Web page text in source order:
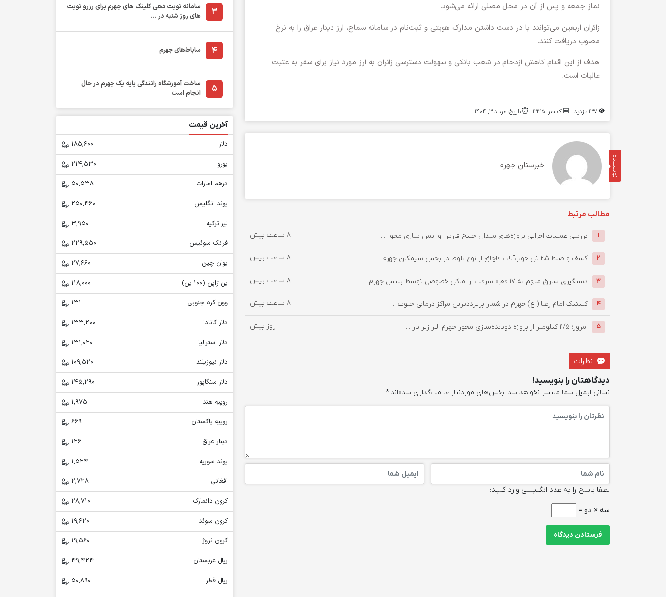
نماز جمعه و پس از آن در محل مصلی ارائه می‌شود.
زائران اربعین می‌توانند با در دست داشتن مدارک هویتی و ثبت‌نام در سامانه سماح، ارز دینار عراق را به نرخ
مصوب دریافت کنند.
هدف از این اقدام کاهش ازدحام در شعب بانکی و سهولت دسترسی زائران به ارز مورد نیاز برای سفر به عتبات
عالیات است.
کدخبر: 12315 تاریخ: مرداد 3, 1404
نویسنده خبرستان جهرم
مطالب مرتبط
1 بررسی عملیات اجرایی پروژه‌های میدان خلیج فارس و ایمن سازی محور ... 8 ساعت پیش
2 کشف و ضبط ۲.۵ تن چوب‌آلات قاچاق از نوع بلوط در بخش سیمکان جهرم 8 ساعت پیش
3 دستگيری سارق متهم به ۱۷ فقره سرقت از اماکن خصوصی توسط پلیس جهرم 8 ساعت پیش
4 کلینیک امام رضا ( ع) جهرم در شمار پرترددترین مراکز درمانی جنوب ... 8 ساعت پیش
5 امروز؛ ۱۱/۵ کیلومتر از پروژه دوبانده‌سازی محور جهرم–لار زیر بار ... 1 روز پیش
نظرات
دیدگاهتان را بنویسید!
نشانی ایمیل شما منتشر نخواهد شد. بخش‌های موردنیاز علامت‌گذاری شده‌اند *
لطفا پاسخ را به عدد انگلیسی وارد کنید:
سه × دو =
3
سامانه نوبت دهی کلینک های جهرم برای رزرو نوبت
های روز شنبه در ...
4 ساباط‌های جهرم
5
ساخت آموزشگاه رانندگی پایه یک جهرم در حال
انجام است
آخرین قیمت
دلار
185,600
یورو
214,530
درهم امارات
50,538
پوند انگلیس
250,460
لیر ترکیه
3,950
فرانک سوئیس
229,550
یوان چین
27,660
ین ژاپن (100 ین)
118,000
وون کره جنوبی
131
دلار کانادا
133,200
دلار استرالیا
131,020
دلار نیوزیلند
109,520
دلار سنگاپور
145,290
روپیه هند
1,975
روپیه پاکستان
669
دینار عراق
126
پوند سوریه
1,524
افغانی
2,728
کرون دانمارک
28,710
کرون سوئد
19,620
کرون نروژ
19,560
ریال عربستان
49,424
ریال قطر
50,890